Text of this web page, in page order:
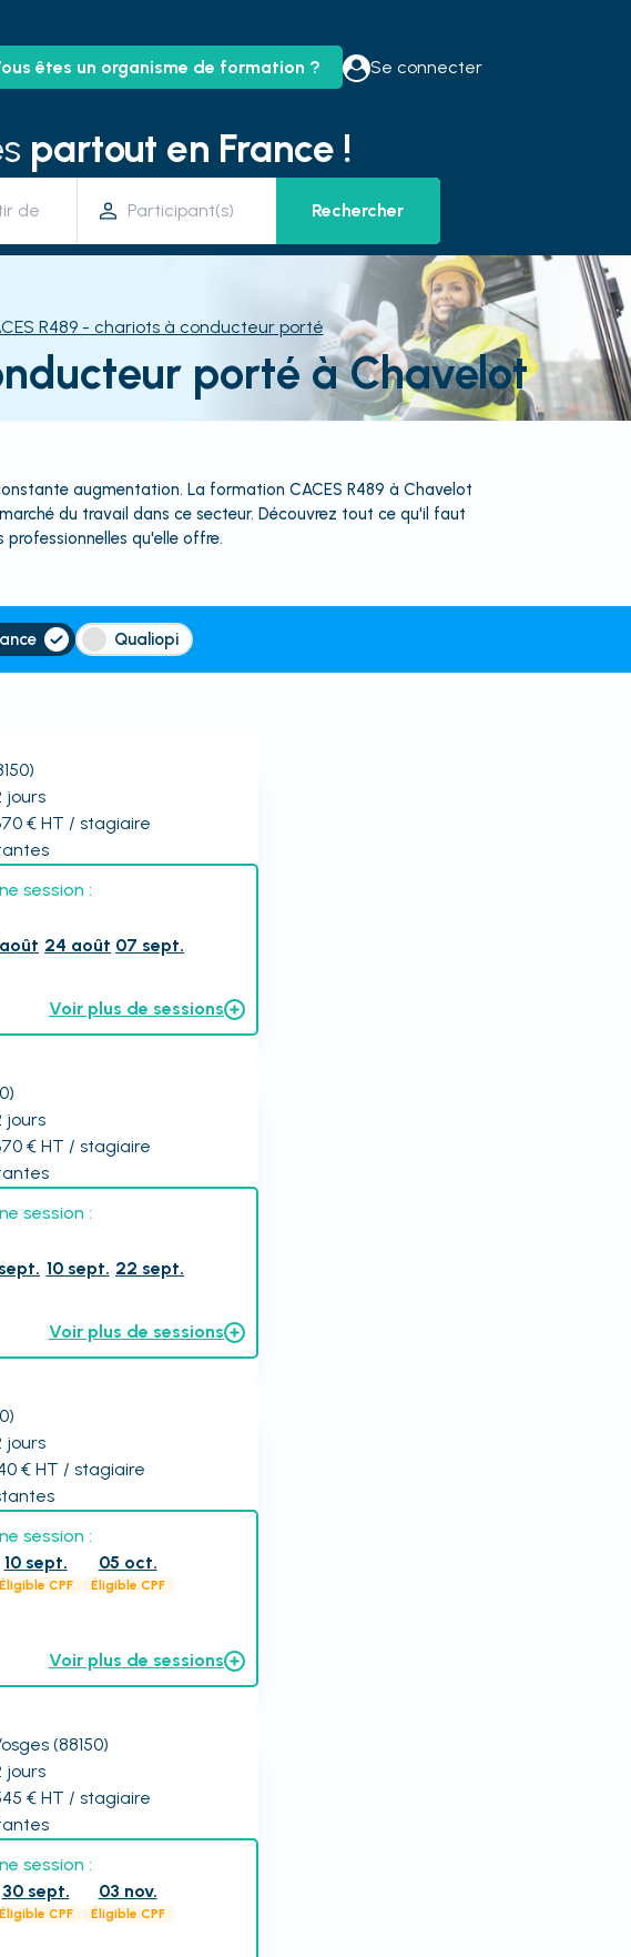
êtes un organisme de formation ? Se connecter
partout en France !
de Rechercher
R489 - chariots à conducteur porté
porté à Chavelot
augmentation. La formation CACES R489 à Chavelot
du travail dans ce secteur. Découvrez tout ce qu'il faut
qu'elle offre.
Qualiopi
jours
€ HT / stagiaire
session :
24 août 07 sept.
Voir plus de sessions
jours
€ HT / stagiaire
session :
10 sept. 22 sept.
Voir plus de sessions
jours
€ HT / stagiaire
session :
10 sept.
Éligible CPF
05 oct.
Éligible CPF
Voir plus de sessions
(88150)
jours
€ HT / stagiaire
session :
30 sept.
Éligible CPF
03 nov.
Éligible CPF